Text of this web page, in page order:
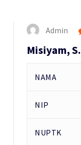
Admin
Misiyam,
NAMA
NIP
NUPTK